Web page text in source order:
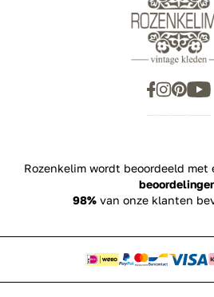
Rozenkelim wordt beoordeeld met
98%van onze klanten